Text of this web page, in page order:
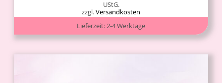
UStG.
zzgl.Versandkosten
Lieferzeit:2-4 Werktage